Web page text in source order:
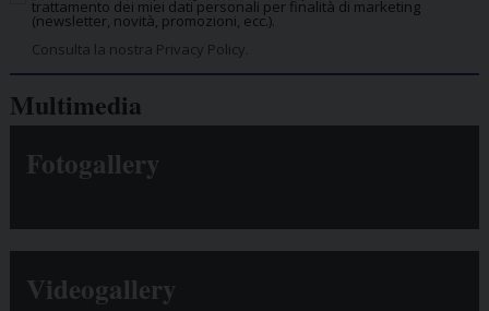
trattamento dei miei dati personali per finalità di marketing
(newsletter, novità, promozioni, ecc.).
Consulta la nostra Privacy Policy.
Multimedia
Fotogallery
Videogallery